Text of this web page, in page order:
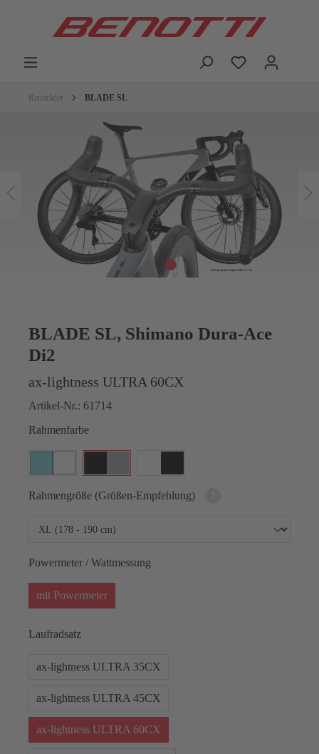
Rennräder BLADE SL
BLADE SL, Shimano Dura-Ace
Di2
ax-lightness ULTRA 60CX
Artikel-Nr.: 61714
Rahmenfarbe
Rahmengröße (Größen-Empfehlung)
Powermeter / Wattmessung
mit Powermeter
Laufradsatz
ax-lightness ULTRA 35CX
ax-lightness ULTRA 45CX
ax-lightness ULTRA 60CX